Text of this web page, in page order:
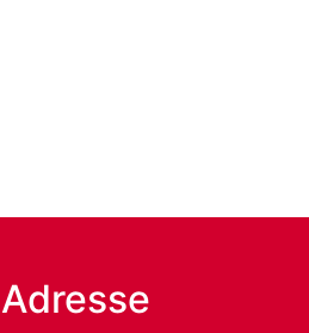
Adresse